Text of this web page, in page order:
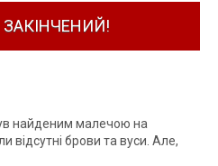
найденим малечою на
відсутні брови та вуси. Але,